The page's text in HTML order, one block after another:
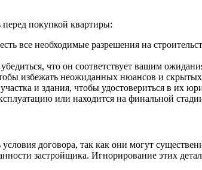
покупкой квартиры:
все необходимые разрешения на
что он соответствует вашим
избежать неожиданных нюансов и
и здания, чтобы удостовериться в их
или находится на финальной
договора, так как они могут
застройщика. Игнорирование этих